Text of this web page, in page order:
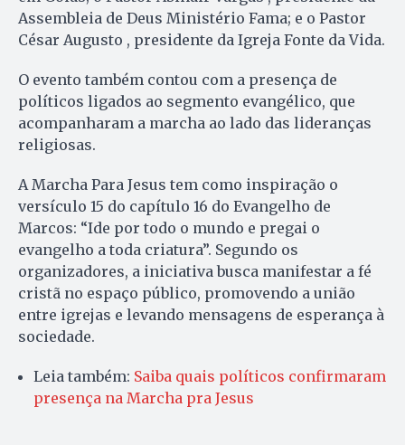
Assembleia de Deus Ministério Fama; e o Pastor
César Augusto , presidente da Igreja Fonte da Vida.
O evento também contou com a presença de
políticos ligados ao segmento evangélico, que
acompanharam a marcha ao lado das lideranças
religiosas.
A Marcha Para Jesus tem como inspiração o
versículo 15 do capítulo 16 do Evangelho de
Marcos: “Ide por todo o mundo e pregai o
evangelho a toda criatura”. Segundo os
organizadores, a iniciativa busca manifestar a fé
cristã no espaço público, promovendo a união
entre igrejas e levando mensagens de esperança à
sociedade.
Leia também: Saiba quais políticos confirmaram
presença na Marcha pra Jesus